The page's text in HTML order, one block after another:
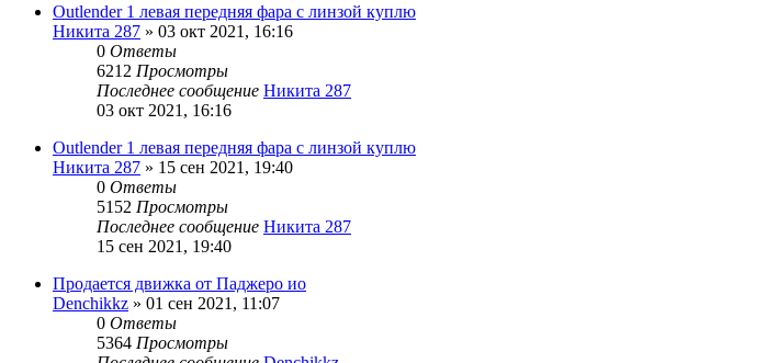
Outlender 1 левая передняя фара с линзой куплю
Никита 287 » 03 окт 2021, 16:16
0 Ответы
6212 Просмотры
Последнее сообщение Никита 287
03 окт 2021, 16:16
Outlender 1 левая передняя фара с линзой куплю
Никита 287 » 15 сен 2021, 19:40
0 Ответы
5152 Просмотры
Последнее сообщение Никита 287
15 сен 2021, 19:40
Продается движка от Паджеро ио
Denchikkz » 01 сен 2021, 11:07
0 Ответы
5364 Просмотры